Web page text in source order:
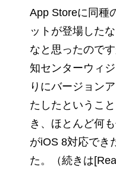
App Storeに同種
ットが登場した
なと思ったので
知センターウィ
りにバージョン
たしたというこ
き、ほとんど何
がiOS 8対応でき
た。（続きは